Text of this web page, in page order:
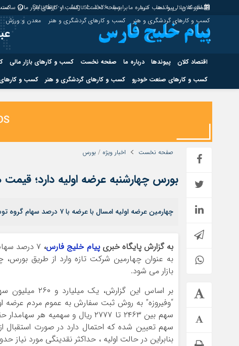
افزونه جلالی را نصب کنید. برابر با : Saturday - 8 - August - 2026 اقتصاد کلان پیوندها درباره ما صفحه نخست کسب و کارهای بازار مالی
کسب و کارهای گردشگری و هنر
کسب و کارهای گردشگری و هنر معدن و ورزش
اقتصاد کلان پیوندها درباره ما صفحه نخست کسب و کارهای بازار مالی
کسب و کارهای صنعت خودرو
کسب و کارهای گردشگری و هنر کسب و
اقتصاد کلان پیوندها
کسب و کارهای حوزه
هوش مصنوعی
صفحه نخست اخبار ویژه / بورس
بورس چهارشنبه عرضه اولیه دارد؛
چهارمین عرضه اولیه امسال با عرضه با ۷ درصد سهام گروه توسعه مالی فیروزه، چهارشنبه این هفته انجام می‌شود.
به گزارش پایگاه خبریپیام خلیج فارس،
۷ درصد
به عنوان چهارمین شرکت تازه وارد از طریق بورس،
بازار می شود.
“وفیروزه” به روش ثبت سفارش به عموم مردم عرضه
سهم تعیین شده که احتمال دارد در صورت استقبال
بنابراین در حالت اولیه ، حداکثر نقدینگی مورد نیاز حدود یک میلیون و